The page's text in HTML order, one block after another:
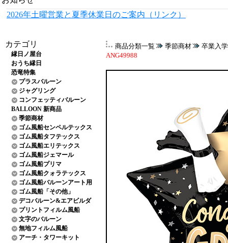
2026年土曜営業と夏季休業日のご案内（リンク）
カテゴリ
縁日ノ屋台
おうち縁日
恐竜特集
プラスバルーン
ジャグリング
コンフェッティバルーン
BALLOON 新商品
季節商材
ゴム風船センペルテックス
ゴム風船タフテックス
ゴム風船エリテックス
ゴム風船ジェマール
ゴム風船プリマ
ゴム風船クォラテックス
ゴム風船バルーンアート用
ゴム風船「その他」
デコバルーン&エアビルダ
プリントフィルム風船
文字のバルーン
無地フィルム風船
アーチ・タワーキット
商品分類一覧 季節商材
卒業入学
ANG49988